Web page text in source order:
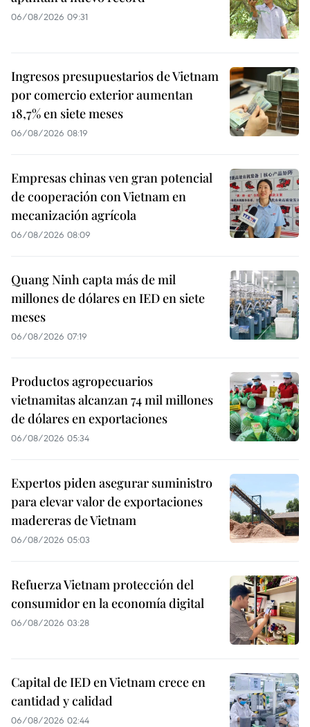
06/08/2026 09:31
Ingresos presupuestarios de Vietnam
por comercio exterior aumentan
18,7% en siete meses
06/08/2026 08:19
Empresas chinas ven gran potencial
de cooperación con Vietnam en
mecanización agrícola
06/08/2026 08:09
Quang Ninh capta más de mil
millones de dólares en IED en siete
meses
06/08/2026 07:19
Productos agropecuarios
vietnamitas alcanzan 74 mil millones
de dólares en exportaciones
06/08/2026 05:34
Expertos piden asegurar suministro
para elevar valor de exportaciones
madereras de Vietnam
06/08/2026 05:03
Refuerza Vietnam protección del
consumidor en la economía digital
06/08/2026 03:28
Capital de IED en Vietnam crece en
cantidad y calidad
06/08/2026 02:44